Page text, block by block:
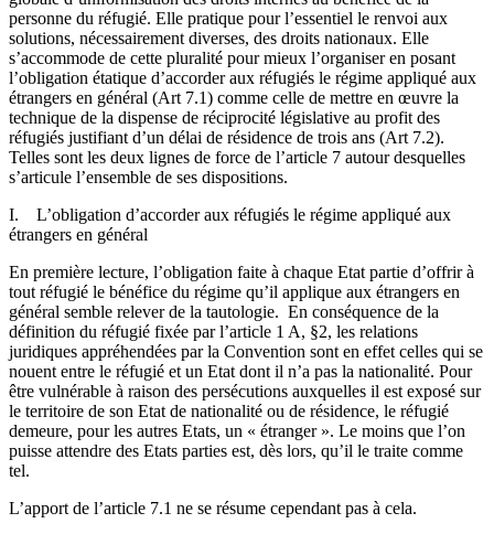
personne du réfugié. Elle pratique pour l’essentiel le renvoi aux
solutions, nécessairement diverses, des droits nationaux. Elle
s’accommode de cette pluralité pour mieux l’organiser en posant
l’obligation étatique d’accorder aux réfugiés le régime appliqué aux
étrangers en général (Art 7.1) comme celle de mettre en œuvre la
technique de la dispense de réciprocité législative au profit des
réfugiés justifiant d’un délai de résidence de trois ans (Art 7.2).
Telles sont les deux lignes de force de l’article 7 autour desquelles
s’articule l’ensemble de ses dispositions.
I. L’obligation d’accorder aux réfugiés le régime appliqué aux
étrangers en général
En première lecture, l’obligation faite à chaque Etat partie d’offrir à
tout réfugié le bénéfice du régime qu’il applique aux étrangers en
général semble relever de la tautologie. En conséquence de la
définition du réfugié fixée par l’article 1 A, §2, les relations
juridiques appréhendées par la Convention sont en effet celles qui se
nouent entre le réfugié et un Etat dont il n’a pas la nationalité. Pour
être vulnérable à raison des persécutions auxquelles il est exposé sur
le territoire de son Etat de nationalité ou de résidence, le réfugié
demeure, pour les autres Etats, un « étranger ». Le moins que l’on
puisse attendre des Etats parties est, dès lors, qu’il le traite comme
tel.
L’apport de l’article 7.1 ne se résume cependant pas à cela.